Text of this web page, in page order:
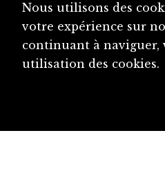
Nous utilisons des
votre expérience sur
continuant à naviguer,
utilisation des cookies.